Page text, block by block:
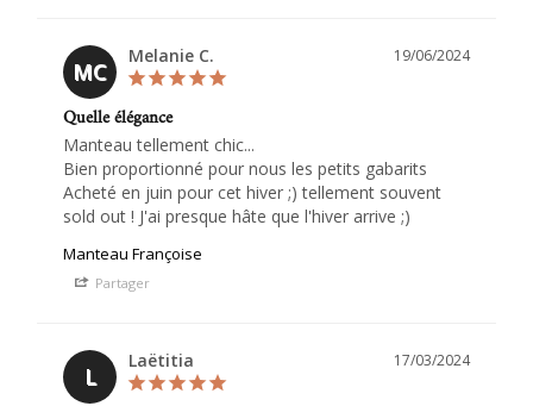
MC
19/06/2024
Melanie C.
Quelle élégance
Manteau tellement chic...
Bien proportionné pour nous les petits gabarits
Acheté en juin pour cet hiver ;) tellement souvent
Manteau Françoise
Partager
L
17/03/2024
Laëtitia